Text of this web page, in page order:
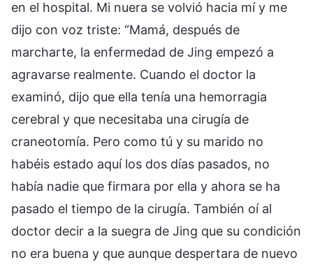
en el hospital. Mi nuera se volvió hacia mí y me
dijo con voz triste: “Mamá, después de
marcharte, la enfermedad de Jing empezó a
agravarse realmente. Cuando el doctor la
examinó, dijo que ella tenía una hemorragia
cerebral y que necesitaba una cirugía de
craneotomía. Pero como tú y su marido no
habéis estado aquí los dos días pasados, no
había nadie que firmara por ella y ahora se ha
pasado el tiempo de la cirugía. También oí al
doctor decir a la suegra de Jing que su condición
no era buena y que aunque despertara de nuevo